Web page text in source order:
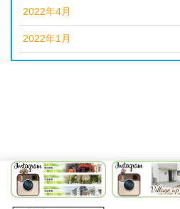
2022年4月
2022年1月